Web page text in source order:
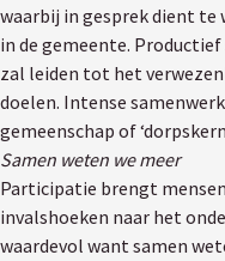
waarbij in gesprek dient
in de gemeente.
zal leiden tot het
doelen. Intense
gemeenschap of
Samen weten we meer
Participatie brengt
invalshoeken naar het
waardevol want samen